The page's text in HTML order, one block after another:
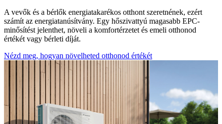
A vevők és a bérlők energiatakarékos otthont szeretnének, ezért
számít az energiatanúsítvány. Egy hőszivattyú magasabb EPC-
minősítést jelenthet, növeli a komfortérzetet és emeli otthonod
értékét vagy bérleti díját.
Nézd meg, hogyan növelheted otthonod értékét